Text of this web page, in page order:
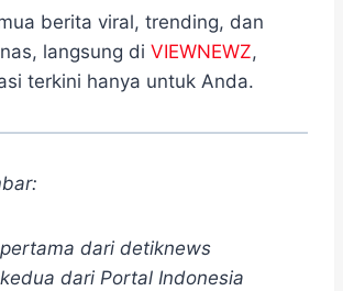
berita viral, trending, dan
langsung di VIEWNEWZ,
terkini hanya untuk Anda.
dari detiknews
dari Portal Indonesia